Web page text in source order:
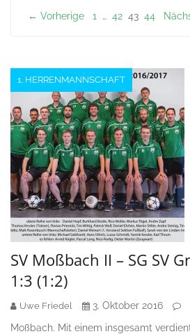
← Vorherige 1 … 42 43 44
1. HERRENMANNSCHAFT
SV Moßbach II – SG SV
1:3 (1:2)
Uwe Friedel
3. Oktober 2016
Moßbach. Mit einem insgesamt